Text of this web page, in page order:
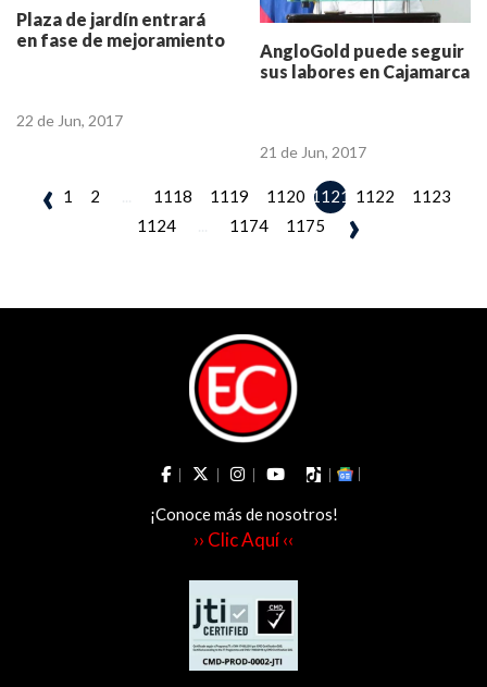
Plaza de jardín entrará
en fase de mejoramiento
22 de Jun, 2017
AngloGold puede seguir
sus labores en Cajamarca
21 de Jun, 2017
‹ 1 2 1118 1119 1120 1121 1122
1123
1124
1174 1175 ›
¡Conoce más de nosotros!
›› Clic Aquí ‹‹